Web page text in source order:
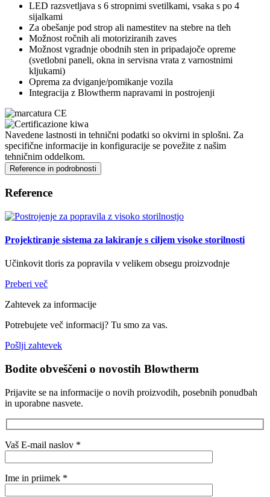
LED razsvetljava s 6 stropnimi svetilkami, vsaka s po 4
sijalkami
Za obešanje pod strop ali namestitev na stebre na tleh
Možnost ročnih ali motoriziranih zaves
Možnost vgradnje obodnih sten in pripadajoče opreme
(svetlobni paneli, okna in servisna vrata z varnostnimi
kljukami)
Oprema za dviganje/pomikanje vozila
Integracija z Blowtherm napravami in postrojenji
Navedene lastnosti in tehnični podatki so okvirni in splošni. Za
specifične informacije in konfiguracije se povežite z našim
tehničnim oddelkom.
Reference in podrobnosti
Reference
Projektiranje sistema za lakiranje s ciljem visoke storilnosti
Učinkovit tloris za popravila v velikem obsegu proizvodnje
Preberi več
Zahtevek za informacije
Potrebujete več informacij? Tu smo za vas.
Pošlji zahtevek
Bodite obveščeni o novostih Blowtherm
Prijavite se na informacije o novih proizvodih, posebnih ponudbah
in uporabne nasvete.
Vaš E-mail naslov *
Ime in priimek *